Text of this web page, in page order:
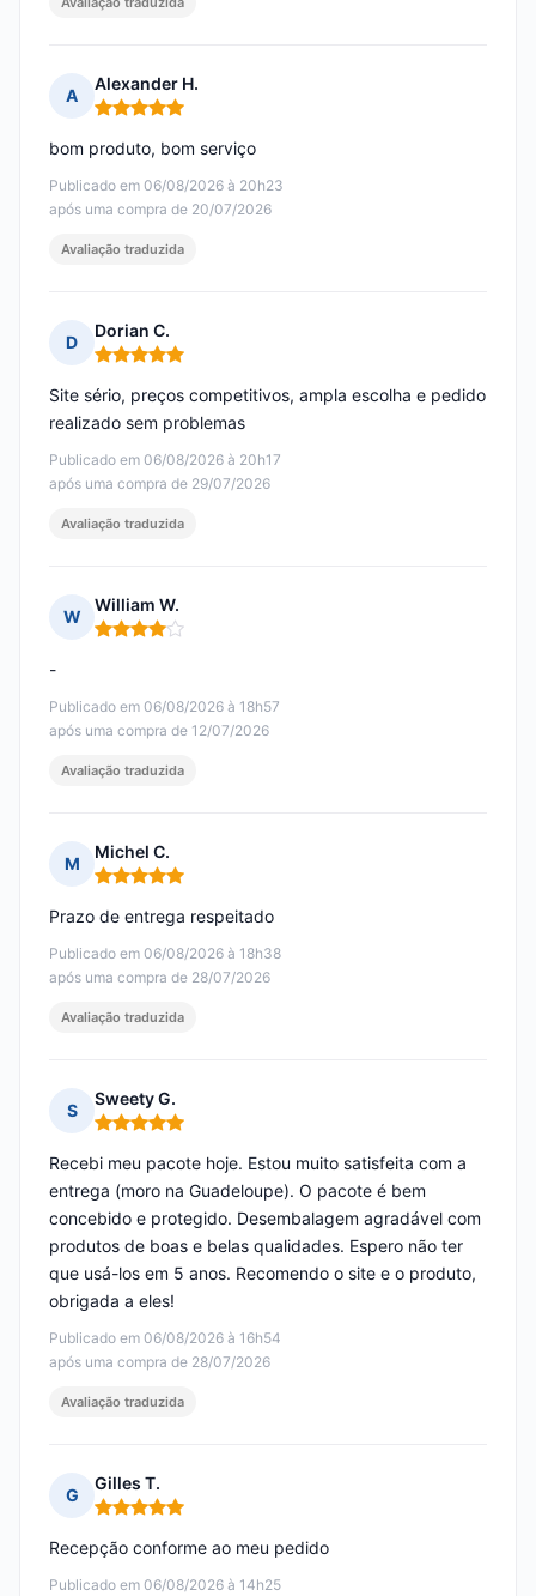
A
Alexander H.
Nota: 5 em 5
Publicado em 06/08/2026 à 20h23
após uma compra de 20/07/2026
bom produto, bom serviço
Avaliação traduzida
D
Dorian C.
Nota: 5 em 5
Publicado em 06/08/2026 à 20h17
após uma compra de 29/07/2026
Site sério, preços competitivos, ampla escolha e pedido
realizado sem problemas
Avaliação traduzida
W
William W.
Nota: 4 em 5
Publicado em 06/08/2026 à 18h57
após uma compra de 12/07/2026
-
Avaliação traduzida
M
Michel C.
Nota: 5 em 5
Publicado em 06/08/2026 à 18h38
após uma compra de 28/07/2026
Prazo de entrega respeitado
Avaliação traduzida
S
Sweety G.
Nota: 5 em 5
Publicado em 06/08/2026 à 16h54
após uma compra de 28/07/2026
Recebi meu pacote hoje. Estou muito satisfeita com a
entrega (moro na Guadeloupe). O pacote é bem
concebido e protegido. Desembalagem agradável com
produtos de boas e belas qualidades. Espero não ter
que usá-los em 5 anos. Recomendo o site e o produto,
obrigada a eles!
Avaliação traduzida
G
Gilles T.
Nota: 5 em 5
Publicado em 06/08/2026 à 14h25
Recepção conforme ao meu pedido